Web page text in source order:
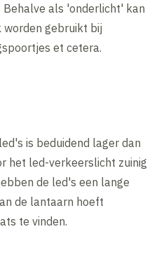
Behalve als 'onderlicht' kan
gebruikt bij
et cetera.
is beduidend lager dan
het led-verkeerslicht zuinig
de led's een lange
de lantaarn hoeft
te vinden.